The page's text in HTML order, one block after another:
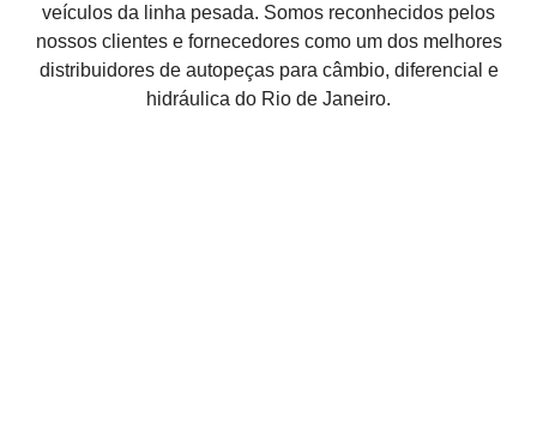
veículos da linha pesada. Somos reconhecidos pelos
nossos clientes e fornecedores como um dos melhores
distribuidores de autopeças para câmbio, diferencial e
hidráulica do Rio de Janeiro.